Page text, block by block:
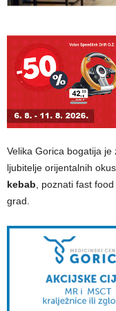
Velika Gorica bogatija
ljubitelje orijentalnih
kebab , poznati fast
grad.